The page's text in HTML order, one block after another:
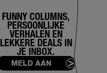
FUNNY COLUMNS,
PERSOONLIJKE
VERHALEN EN
LEKKERE DEALS IN
JE INBOX.
MELD AAN